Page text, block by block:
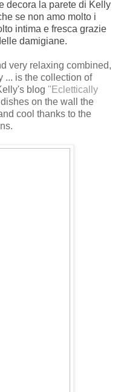
decora la parete di Kelly
se non amo molto i
intima e fresca grazie
damigiane.
very relaxing combined,
... is the collection of
blog "Eclettically
on the wall the
cool thanks to the